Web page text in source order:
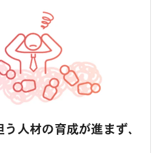
人材の育成が進まず、